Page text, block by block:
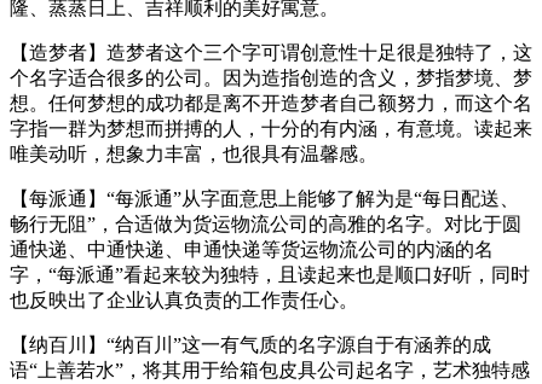
隆、蒸蒸日上、吉祥顺利的美好寓意。
【造梦者】造梦者这个三个字可谓创意性十足很是独特了，这
个名字适合很多的公司。因为造指创造的含义，梦指梦境、梦
想。任何梦想的成功都是离不开造梦者自己额努力，而这个名
字指一群为梦想而拼搏的人，十分的有内涵，有意境。读起来
唯美动听，想象力丰富，也很具有温馨感。
【每派通】“每派通”从字面意思上能够了解为是“每日配送、
畅行无阻”，合适做为货运物流公司的高雅的名字。对比于圆
通快递、中通快递、申通快递等货运物流公司的内涵的名
字，“每派通”看起来较为独特，且读起来也是顺口好听，同时
也反映出了企业认真负责的工作责任心。
【纳百川】“纳百川”这一有气质的名字源自于有涵养的成
语“上善若水”，将其用于给箱包皮具公司起名字，艺术独特感